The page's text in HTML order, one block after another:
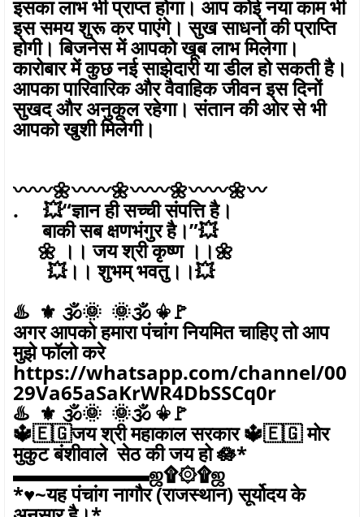
इसका लाभ भी प्राप्त होगा। आप कोई नया काम भी
इस समय शुरू कर पाएंगे। सुख साधनों की प्राप्ति
होगी। बिजनेस में आपको खूब लाभ मिलेगा।
कारोबार में कुछ नई साझेदारी या डील हो सकती है।
आपका पारिवारिक और वैवाहिक जीवन इस दिनों
सुखद और अनुकूल रहेगा। संतान की ओर से भी
आपको खुशी मिलेगी।
〰〰🌼〰〰🌼〰〰🌼〰〰🌼〰
. 💥“ज्ञान ही सच्ची संपत्ति है।
बाकी सब क्षणभंगुर है।”💥
🌼 ।। जय श्री कृष्ण ।।🌼
💥।। शुभम् भवतु।।💥
♨️ ⚜️ 🕉🌞 🌞🕉 ⚜🚩
अगर आपको हमारा पंचांग नियमित चाहिए तो आप
मुझे फॉलो करे
https://whatsapp.com/channel/00
29Va65aSaKrWR4DbSSCq0r
♨️ ⚜️ 🕉🌞 🌞🕉 ⚜🚩
🔱🇪🇬जय श्री महाकाल सरकार 🔱🇪🇬 मोर
मुकुट बंशीवाले सेठ की जय हो 🪷*
▬▬▬▬▬▬▬ஜ۩۞۩ஜ
*♥️~यह पंचांग नागौर (राजस्थान) सूर्योदय के